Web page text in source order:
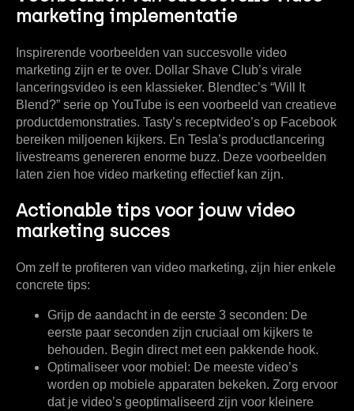
marketing implementatie
Inspirerende voorbeelden van succesvolle video
marketing zijn er te over. Dollar Shave Club’s virale
lanceringsvideo is een klassieker. Blendtec’s “Will It
Blend?” serie op YouTube is een voorbeeld van creatieve
productdemonstraties. Tasty’s receptvideo’s op Facebook
bereiken miljoenen kijkers. En Tesla’s productlancering
livestreams genereren enorme buzz. Deze voorbeelden
laten zien hoe video marketing effectief kan zijn.
Actionable tips voor jouw video
marketing succes
Om zelf te profiteren van video marketing, zijn hier enkele
concrete tips:
Grijp de aandacht in de eerste 3 seconden: De
eerste paar seconden zijn cruciaal om kijkers te
behouden. Begin direct met een pakkende hook.
Optimaliseer voor mobiel: De meeste video’s
worden op mobiele apparaten bekeken. Zorg ervoor
dat je video’s geoptimaliseerd zijn voor kleinere